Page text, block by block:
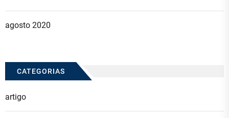
agosto 2020
CATEGORIAS
artigo